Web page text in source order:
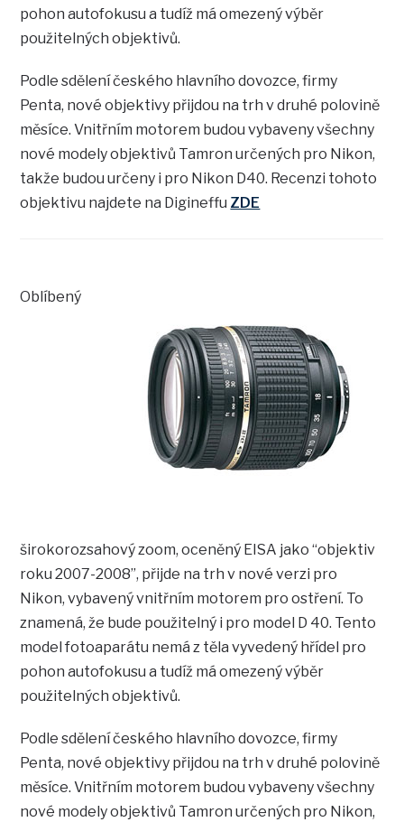
pohon autofokusu a tudíž má omezený výběr
použitelných objektivů.
Podle sdělení českého hlavního dovozce, firmy
Penta, nové objektivy přijdou na trh v druhé polovině
měsíce. Vnitřním motorem budou vybaveny všechny
nové modely objektivů Tamron určených pro Nikon,
takže budou určeny i pro Nikon D40. Recenzi tohoto
objektivu najdete na Digineffu ZDE
Oblíbený
širokorozsahový zoom, oceněný EISA jako “objektiv
roku 2007-2008”, přijde na trh v nové verzi pro
Nikon, vybavený vnitřním motorem pro ostření. To
znamená, že bude použitelný i pro model D 40. Tento
model fotoaparátu nemá z těla vyvedený hřídel pro
pohon autofokusu a tudíž má omezený výběr
použitelných objektivů.
Podle sdělení českého hlavního dovozce, firmy
Penta, nové objektivy přijdou na trh v druhé polovině
měsíce. Vnitřním motorem budou vybaveny všechny
nové modely objektivů Tamron určených pro Nikon,